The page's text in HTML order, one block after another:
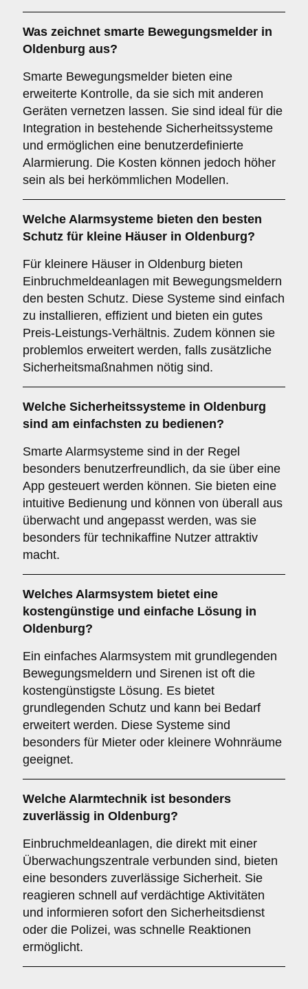
Was zeichnet smarte Bewegungsmelder in
Oldenburg aus?
Smarte Bewegungsmelder bieten eine
erweiterte Kontrolle, da sie sich mit anderen
Geräten vernetzen lassen. Sie sind ideal für die
Integration in bestehende Sicherheitssysteme
und ermöglichen eine benutzerdefinierte
Alarmierung. Die Kosten können jedoch höher
sein als bei herkömmlichen Modellen.
Welche Alarmsysteme bieten den besten
Schutz für kleine Häuser in Oldenburg?
Für kleinere Häuser in Oldenburg bieten
Einbruchmeldeanlagen mit Bewegungsmeldern
den besten Schutz. Diese Systeme sind einfach
zu installieren, effizient und bieten ein gutes
Preis-Leistungs-Verhältnis. Zudem können sie
problemlos erweitert werden, falls zusätzliche
Sicherheitsmaßnahmen nötig sind.
Welche Sicherheitssysteme in Oldenburg
sind am einfachsten zu bedienen?
Smarte Alarmsysteme sind in der Regel
besonders benutzerfreundlich, da sie über eine
App gesteuert werden können. Sie bieten eine
intuitive Bedienung und können von überall aus
überwacht und angepasst werden, was sie
besonders für technikaffine Nutzer attraktiv
macht.
Welches Alarmsystem bietet eine
kostengünstige und einfache Lösung in
Oldenburg?
Ein einfaches Alarmsystem mit grundlegenden
Bewegungsmeldern und Sirenen ist oft die
kostengünstigste Lösung. Es bietet
grundlegenden Schutz und kann bei Bedarf
erweitert werden. Diese Systeme sind
besonders für Mieter oder kleinere Wohnräume
geeignet.
Welche Alarmtechnik ist besonders
zuverlässig in Oldenburg?
Einbruchmeldeanlagen, die direkt mit einer
Überwachungszentrale verbunden sind, bieten
eine besonders zuverlässige Sicherheit. Sie
reagieren schnell auf verdächtige Aktivitäten
und informieren sofort den Sicherheitsdienst
oder die Polizei, was schnelle Reaktionen
ermöglicht.